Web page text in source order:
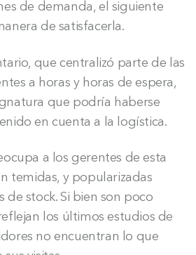
de demanda, el siguiente
de satisfacerla.
que centralizó parte de las
a horas y horas de espera,
que podría haberse
en cuenta a la logística.
a los gerentes de esta
temidas, y popularizadas
de stock. Si bien son poco
los últimos estudios de
no encuentran lo que